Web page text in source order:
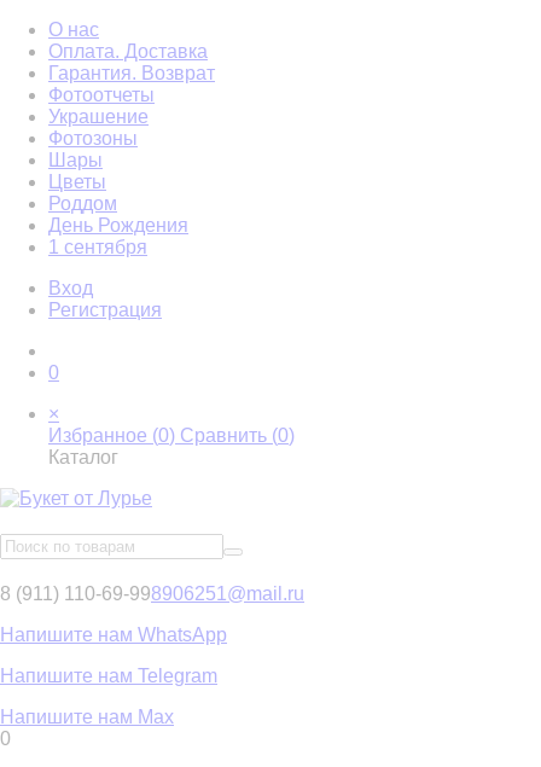
О нас
Оплата. Доставка
Гарантия. Возврат
Фотоотчеты
Украшение
Фотозоны
Шары
Цветы
Роддом
День Рождения
1 сентября
Вход
Регистрация
0
×
Избранное (0) Сравнить (0)
Каталог
8 (911) 110-69-998906251@mail.ru
Напишите нам WhatsApp
Напишите нам Telegram
Напишите нам Max
0